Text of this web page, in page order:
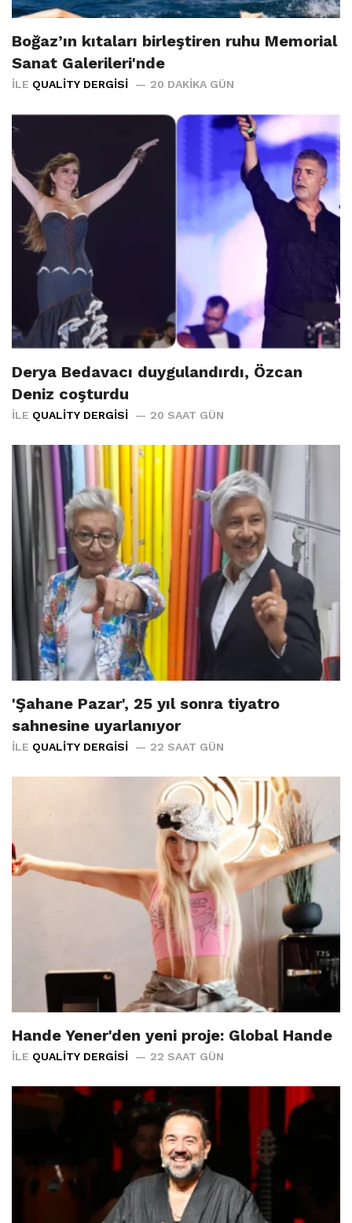
Boğaz’ın kıtaları birleştiren ruhu Memorial
Sanat Galerileri'nde
İLE QUALITY DERGISI 20 DAKIKA GÜN
Derya Bedavacı duygulandırdı, Özcan
Deniz coşturdu
İLE QUALITY DERGISI 20 SAAT GÜN
'Şahane Pazar', 25 yıl sonra tiyatro
sahnesine uyarlanıyor
İLE QUALITY DERGISI 22 SAAT GÜN
Hande Yener'den yeni proje: Global Hande
İLE QUALITY DERGISI 22 SAAT GÜN